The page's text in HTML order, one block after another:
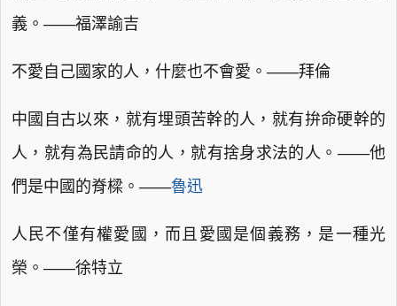
義。——福澤諭吉
不愛自己國家的人，什麼也不會愛。——拜倫
中國自古以來，就有埋頭苦幹的人，就有拚命硬幹的
人，就有為民請命的人，就有捨身求法的人。——他
們是中國的脊樑。——魯迅
人民不僅有權愛國，而且愛國是個義務，是一種光
榮。——徐特立